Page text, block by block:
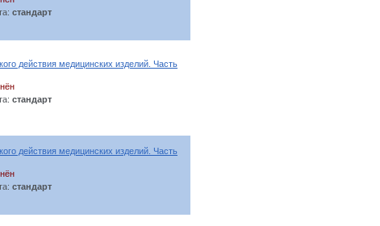
стандарт
действия медицинских изделий. Часть
стандарт
действия медицинских изделий. Часть
стандарт